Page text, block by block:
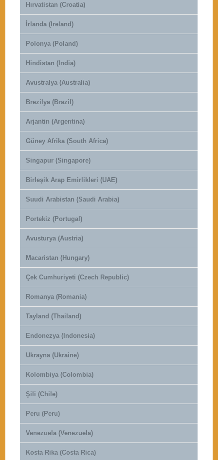
Hırvatistan (Croatia)
İrlanda (Ireland)
Polonya (Poland)
Hindistan (India)
Avustralya (Australia)
Brezilya (Brazil)
Arjantin (Argentina)
Güney Afrika (South Africa)
Singapur (Singapore)
Birleşik Arap Emirlikleri (UAE)
Suudi Arabistan (Saudi Arabia)
Portekiz (Portugal)
Avusturya (Austria)
Macaristan (Hungary)
Çek Cumhuriyeti (Czech Republic)
Romanya (Romania)
Tayland (Thailand)
Endonezya (Indonesia)
Ukrayna (Ukraine)
Kolombiya (Colombia)
Şili (Chile)
Peru (Peru)
Venezuela (Venezuela)
Kosta Rika (Costa Rica)